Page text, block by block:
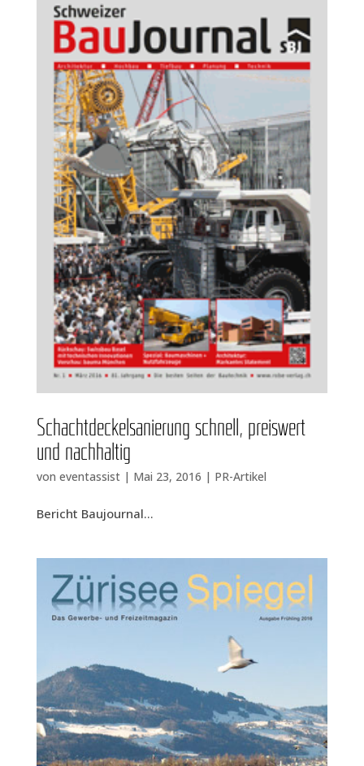
Schacht­de­ckel­sa­nie­rung schnell, preis­wert
und nachhaltig
von eventassist| Mai 23, 2016 | PR-Artikel
Bericht Bau­jour­nal...